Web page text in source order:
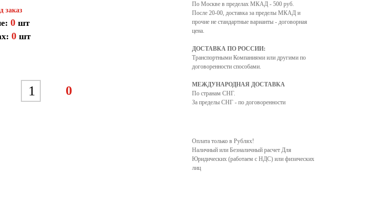
заказ
0 шт
0 шт
1
0
По Москве в пределах МКАД - 500 руб.
После 20-00, доставка за пределы МКАД и
прочие не стандартные варианты - договорная
цена.
ДОСТАВКА ПО РОССИИ:
Транспортными Компаниями или другими по
договоренности способами.
МЕЖДУНАРОДНАЯ ДОСТАВКА
По странам СНГ.
За пределы СНГ - по договоренности
Оплата только в Рублях!
Наличный или Безналичный расчет Для
Юридических (работаем с НДС) или физических
лиц